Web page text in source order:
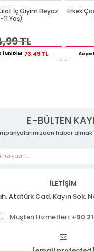
İç Giyim Beyaz
Yaş)
TL
73,49 TL
Erkek
E-BÜLTEN
haber almak
İLETİŞİM
Atatürk Cad. Kayın Sok.
Müşteri Hizmetleri: +90